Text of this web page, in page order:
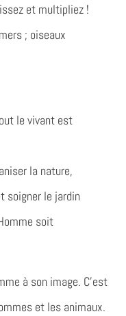
et multipliez !
; oiseaux
le vivant est
la nature,
soigner le jardin
soit
à son image. C’est
et les animaux.